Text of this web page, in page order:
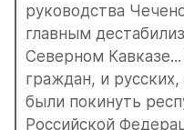
руководства
главным
Северном
граждан, и
были покинуть
Российской